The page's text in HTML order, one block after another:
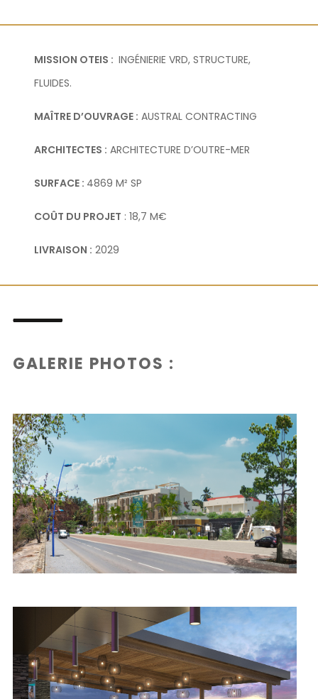
MISSION OTEIS : INGÉNIERIE VRD, STRUCTURE,
FLUIDES.
MAÎTRE D’OUVRAGE : AUSTRAL CONTRACTING
ARCHITECTES : ARCHITECTURE D’OUTRE-MER
SURFACE : 4869 M² SP
COÛT DU PROJET : 18,7 M€
LIVRAISON : 2029
GALERIE PHOTOS :